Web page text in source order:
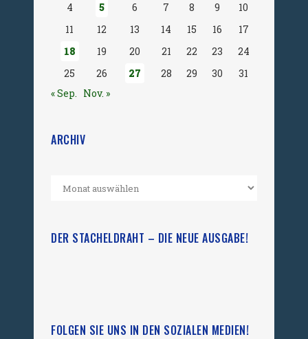
4
5 6 7 8 9
10
11
12 13 14 15 16
17
18
19 20 21 22 23
24
25
26 27 28 29 30
31
« Sep. Nov. »
ARCHIV
DER STACHELDRAHT – DIE NEUE AUSGABE!
FOLGEN SIE UNS IN DEN SOZIALEN MEDIEN!